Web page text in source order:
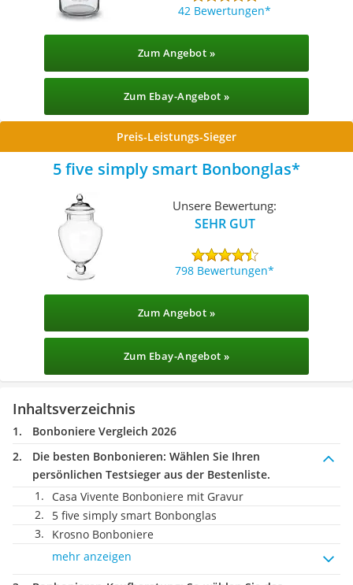
42 Bewertungen
Zum Angebot »
Zum Ebay-Angebot »
Preis-Leistungs-Sieger
5 five simply smart Bonbonglas
Unsere Bewertung:
SEHR GUT
798 Bewertungen
Zum Angebot »
Zum Ebay-Angebot »
Inhaltsverzeichnis
Bonboniere Vergleich 2026
Die besten Bonbonieren: Wählen Sie Ihren
persönlichen Testsieger aus der Bestenliste.
Casa Vivente Bonboniere mit Gravur
5 five simply smart Bonbonglas
Krosno Bonboniere
mehr anzeigen